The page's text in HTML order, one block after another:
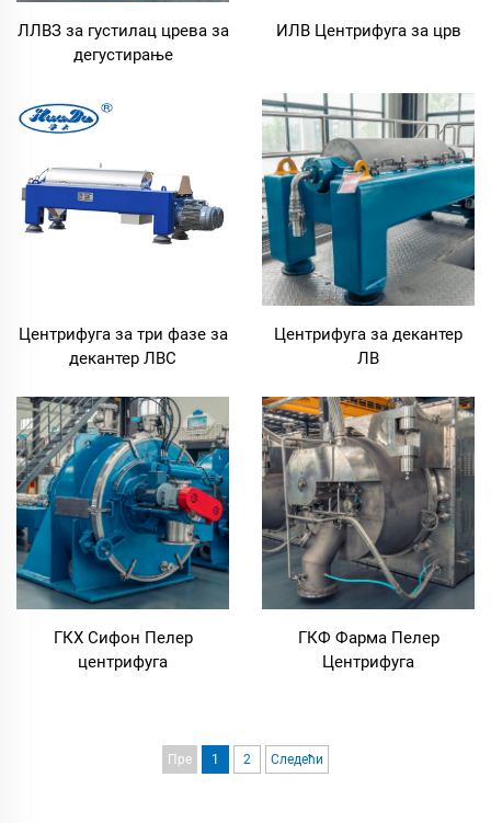
ЛЛВЗ за густилац црева за
дегустирање
ИЛВ Центрифуга за црв
Центрифуга за три фазе за
декантер ЛВС
Центрифуга за декантер
ЛВ
ГКХ Сифон Пелер
центрифуга
ГКФ Фарма Пелер
Центрифуга
Пре 1 2 Следећи